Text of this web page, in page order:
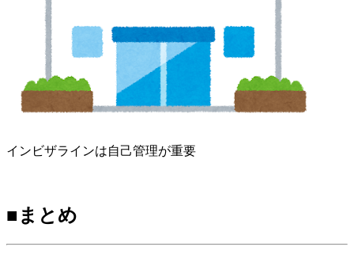
インビザラインは自己管理が重要
■まとめ